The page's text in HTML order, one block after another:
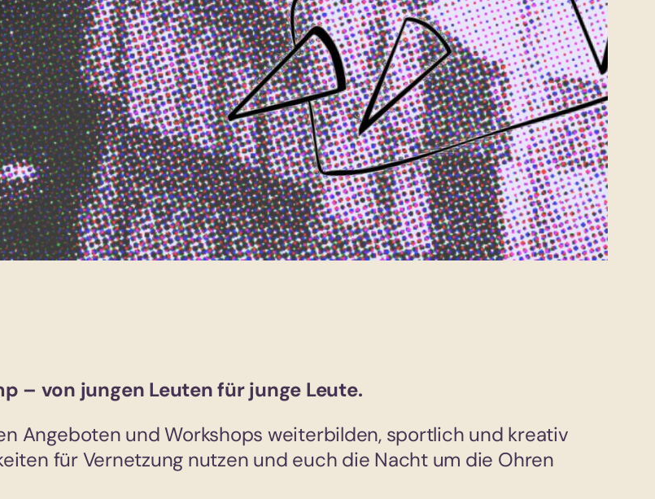
– von jungen Leuten für junge Leute.
Angeboten und Workshops weiterbilden, sportlich und kreativ
für Vernetzung nutzen und euch die Nacht um die Ohren